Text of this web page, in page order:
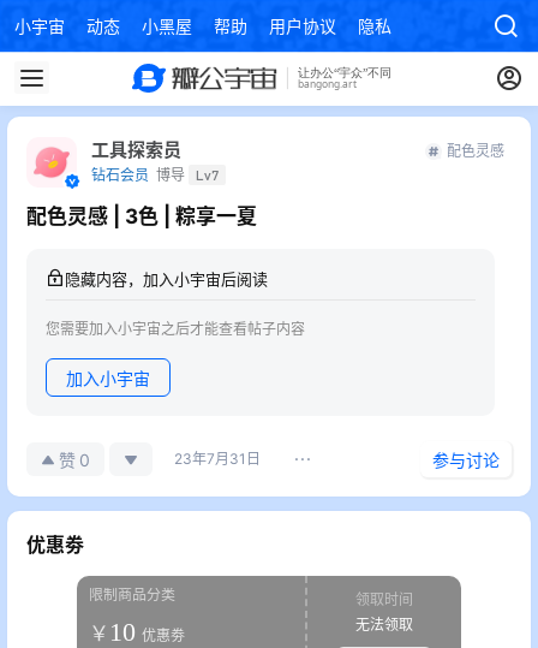
小宇宙 动态 小黑屋 帮助 用户协议 隐私政策
工具探索员
钻石会员 博导 Lv7
配色灵感
配色灵感 | 3色 | 粽享一夏
隐藏内容，加入小宇宙后阅读
您需要加入小宇宙之后才能查看帖子内容
加入小宇宙
赞 0 23年7月31日 参与讨论
优惠劵
限制商品分类
￥ 10 优惠劵
领取时间
无法领取